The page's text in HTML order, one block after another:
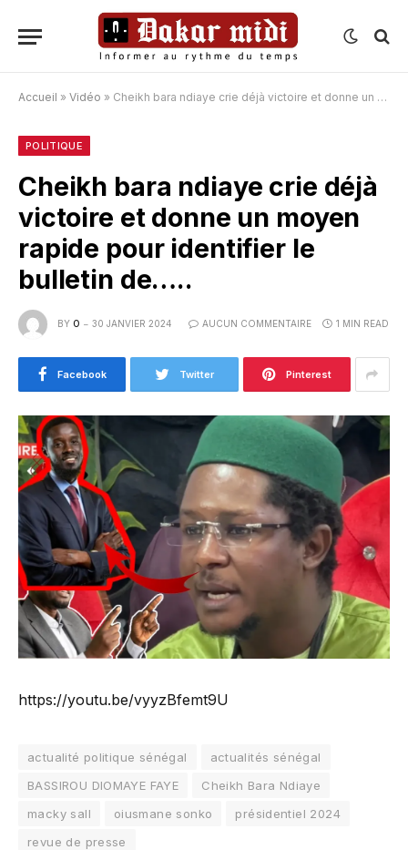
Accueil » Vidéo » Cheikh bara ndiaye crie déjà victoire et donne un moyen rapide pour identifier le bulletin de…..
POLITIQUE
Cheikh bara ndiaye crie déjà
victoire et donne un moyen
rapide pour identifier le
bulletin de…..
BY O 30 JANVIER 2024 AUCUN COMMENTAIRE 1 MIN READ
Facebook Twitter Pinterest
https://youtu.be/vyyzBfemt9U
actualité politique sénégal
actualités sénégal
BASSIROU DIOMAYE FAYE
Cheikh Bara Ndiaye
macky sall
oiusmane sonko
présidentiel 2024
revue de presse